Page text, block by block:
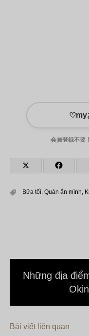
♡my
会員登録不要
Bữa tối, Quán ẩn mình,
Những địa
Bài viết liên quan